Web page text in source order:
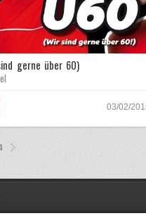
gerne über 60)
03/02/